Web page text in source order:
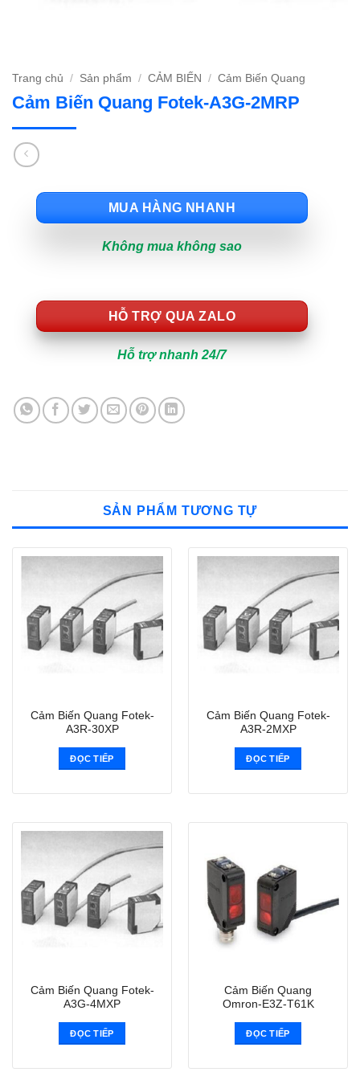
Trang chủ / Sản phẩm / CẢM BIẾN / Cảm Biến Quang
Cảm Biến Quang Fotek-A3G-2MRP
MUA HÀNG NHANH
Không mua không sao
HỖ TRỢ QUA ZALO
Hỗ trợ nhanh 24/7
SẢN PHẨM TƯƠNG TỰ
Cảm Biến Quang Fotek-
A3R-30XP
ĐỌC TIẾP
Cảm Biến Quang Fotek-
A3R-2MXP
ĐỌC TIẾP
Cảm Biến Quang Fotek-
A3G-4MXP
ĐỌC TIẾP
Cảm Biến Quang
Omron-E3Z-T61K
ĐỌC TIẾP